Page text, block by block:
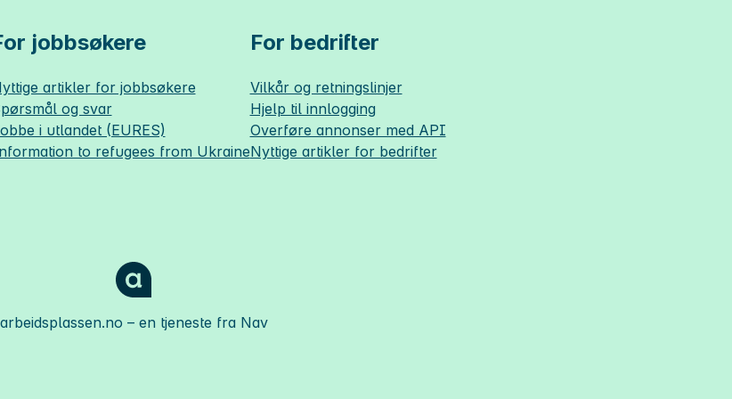
jobbsøkere
artikler for jobbsøkere
og svar
i utlandet (EURES)
to refugees from Ukraine
For bedrifter
Vilkår og retningslinjer
Hjelp til innlogging
Overføre annonser med API
Nyttige artikler for bedrifter
arbeidsplassen.no – en tjeneste fra Nav